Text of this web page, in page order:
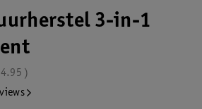
3-in-1